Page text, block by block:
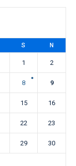
S N
1 2
8 9
15 16
22 23
29 30